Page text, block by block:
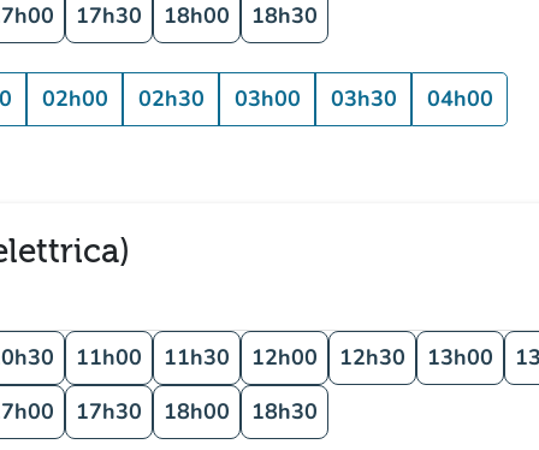
17h30 18h00 18h30
02h00 02h30 03h00 03h30 04h00
11h00 11h30 12h00 12h30 13h00
17h30 18h00 18h30